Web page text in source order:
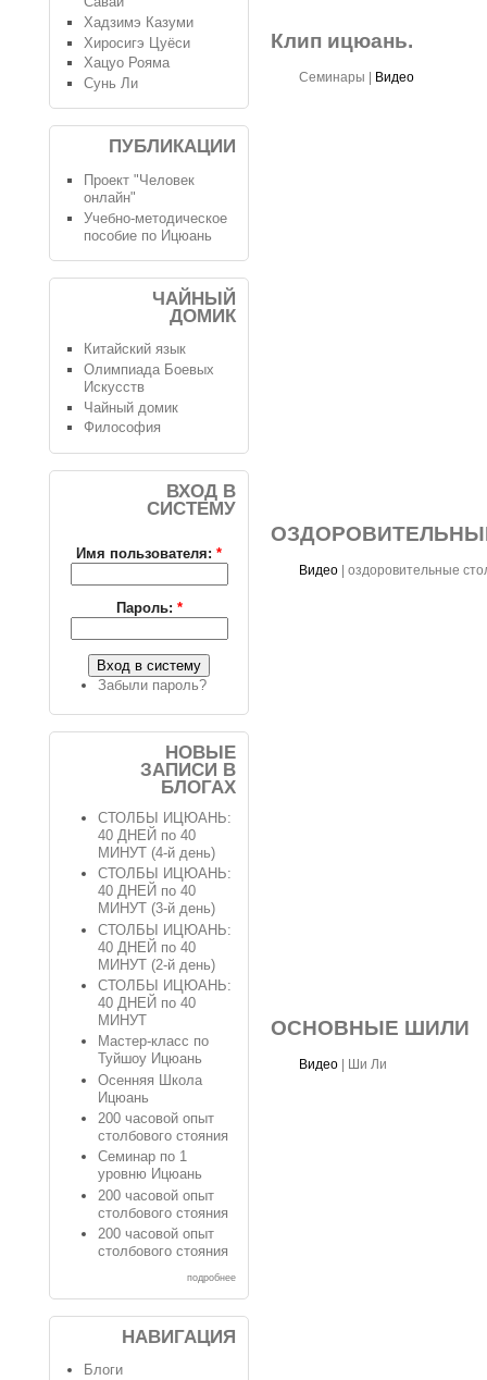
Клип ицюань.
Семинары Видео
Видео |оздоровительные
ОСНОВНЫЕ ШИЛИ
Видео Ши Ли
Хадзимэ Казуми
Хиросигэ Цуёси
Хацуо Рояма
Сунь Ли
ПУБЛИКАЦИИ
Проект "Человек
онлайн"
Учебно-методическое
пособие по Ицюань
ЧАЙНЫЙ
ДОМИК
Китайский язык
Олимпиада Боевых
Искусств
Чайный домик
Философия
ВХОД В
СИСТЕМУ
Имя пользователя: *
Пароль: *
Забыли пароль?
НОВЫЕ
ЗАПИСИ В
БЛОГАХ
СТОЛБЫ ИЦЮАНЬ:
40 ДНЕЙ по 40
МИНУТ (4-й день)
СТОЛБЫ ИЦЮАНЬ:
40 ДНЕЙ по 40
МИНУТ (3-й день)
СТОЛБЫ ИЦЮАНЬ:
40 ДНЕЙ по 40
МИНУТ (2-й день)
СТОЛБЫ ИЦЮАНЬ:
40 ДНЕЙ по 40
МИНУТ
Мастер-класс по
Туйшоу Ицюань
Осенняя Школа
Ицюань
200 часовой опыт
столбового стояния
Семинар по 1
уровню Ицюань
200 часовой опыт
столбового стояния
200 часовой опыт
столбового стояния
подробнее
НАВИГАЦИЯ
Блоги